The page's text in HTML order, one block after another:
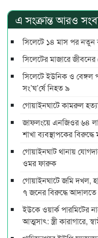
এ সংক্রান্ত আরও
সিলেটে ১৪ মাস পর নতুন
সিলেটের মাজারে
সিলেটে ইউনিক ও বেঙ্গল
সং’ঘ’র্ষে নিহত ৯
গোয়াইনঘাটে কামরুল
জাফলংয়ে এনজিওর ৬৪
শাখা ব্যবস্থাপকের বিরুদ্ধে
গোয়াইনঘাট থানায়
ওমর ফারুক
গোয়াইনঘাটে জমি দখল,
৭ জনের বিরুদ্ধে আদালতে
ইউকে ওয়ার্ক পারমিটের
আত্মসাৎ: স্ত্রী কারাগারে,